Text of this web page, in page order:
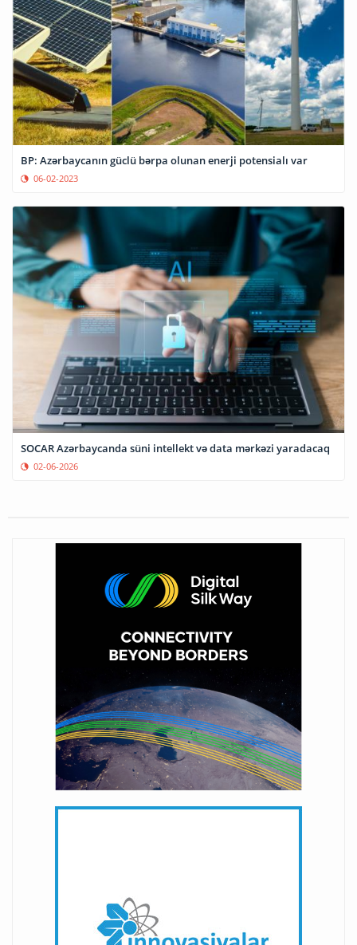
BP: Azərbaycanın güclü bərpa olunan enerji potensialı var
06-02-2023
SOCAR Azərbaycanda süni intellekt və data mərkəzi yaradacaq
02-06-2026